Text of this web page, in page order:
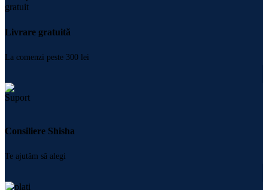
Livrare gratuită
La comenzi peste 300 lei
Consiliere Shisha
Te ajutăm să alegi